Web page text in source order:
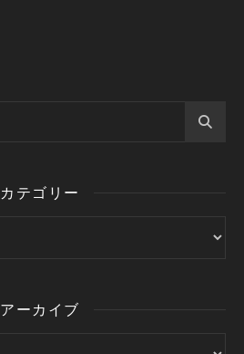
カテゴリー
アーカイブ